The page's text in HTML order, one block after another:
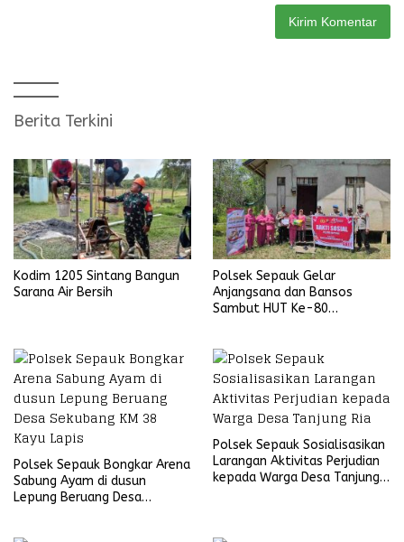
Berita Terkini
Kodim 1205 Sintang Bangun
Sarana Air Bersih
Polsek Sepauk Gelar
Anjangsana dan Bansos
Sambut HUT Ke-80
Polsek Sepauk Bongkar Arena
Sabung Ayam di dusun
Lepung Beruang Desa
Polsek Sepauk Sosialisasikan
Larangan Aktivitas Perjudian
kepada Warga Desa Tanjung